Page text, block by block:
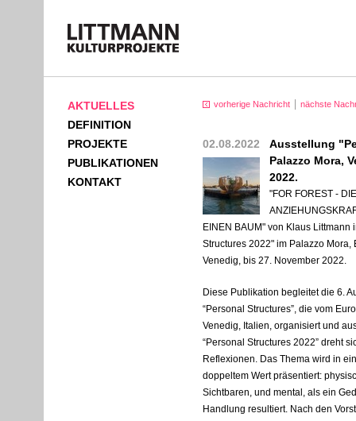
AKTUELLES
DEFINITION
PROJEKTE
PUBLIKATIONEN
KONTAKT
vorherige Nachricht nächste
02.08.2022
Ausstellung
Palazzo Mora,
2022.
"FOR FOREST -
EINEN BAUM" von Klaus
Structures 2022" im Palazzo
Venedig, bis 27. November 2022.
Diese Publikation begleitet die 6.
“Personal Structures”, die vom
Venedig, Italien, organisiert und
“Personal Structures 2022” dreht
Reflexionen. Das Thema wird in
doppeltem Wert präsentiert:
Sichtbaren, und mental, als ein
Handlung resultiert. Nach den